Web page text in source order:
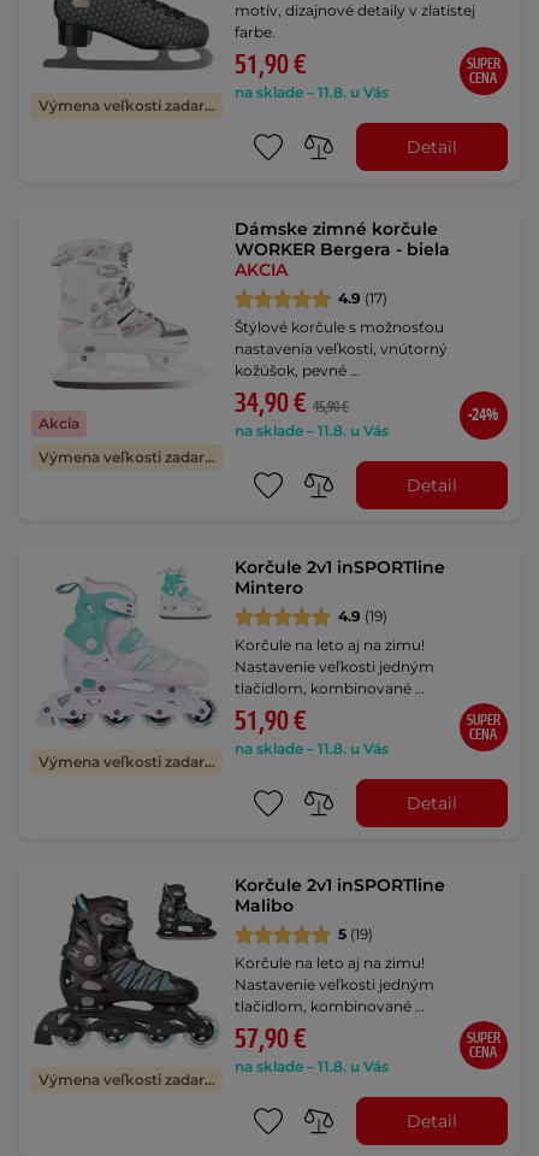
Výmena veľkosti zadarmo
motív, dizajnové detaily v zlatistej
farbe.
51,90 €
na sklade – 11.8. u Vás
SUPER
CENA
Detail
Akcia
Výmena veľkosti zadarmo
Dámske zimné korčule
WORKER Bergera - biela
AKCIA
4.9 (17)
Štýlové korčule s možnosťou
nastavenia veľkosti, vnútorný
kožúšok, pevné …
34,90 € 45,90 €
na sklade – 11.8. u Vás
-24%
Detail
Výmena veľkosti zadarmo
Korčule 2v1 inSPORTline
Mintero
4.9 (19)
Korčule na leto aj na zimu!
Nastavenie veľkosti jedným
tlačidlom, kombinované …
51,90 €
na sklade – 11.8. u Vás
SUPER
CENA
Detail
Výmena veľkosti zadarmo
Korčule 2v1 inSPORTline
Malibo
5 (19)
Korčule na leto aj na zimu!
Nastavenie veľkosti jedným
tlačidlom, kombinované …
57,90 €
na sklade – 11.8. u Vás
SUPER
CENA
Detail